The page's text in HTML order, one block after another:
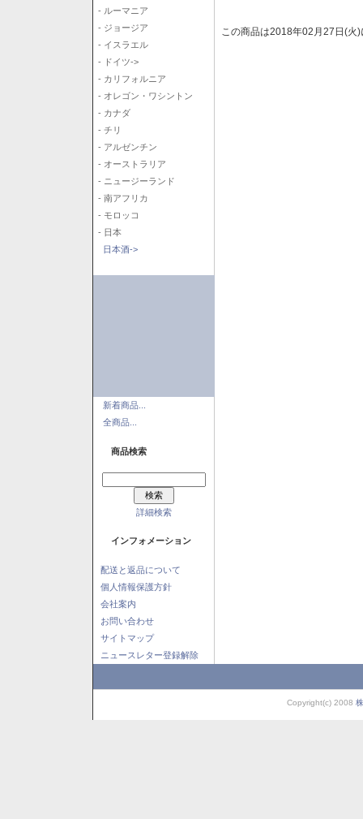
- ルーマニア
- ジョージア
- イスラエル
- ドイツ->
- カリフォルニア
- オレゴン・ワシントン
- カナダ
- チリ
- アルゼンチン
- オーストラリア
- ニュージーランド
- 南アフリカ
- モロッコ
- 日本
日本酒->
新着商品...
全商品...
商品検索
詳細検索
インフォメーション
配送と返品について
個人情報保護方針
会社案内
お問い合わせ
サイトマップ
ニュースレター登録解除
この商品は2018年02月27日(火
Copyright(c) 2008